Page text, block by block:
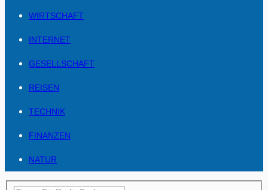
WIRTSCHAFT
INTERNET
GESELLSCHAFT
REISEN
TECHNIK
FINANZEN
NATUR